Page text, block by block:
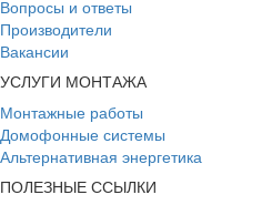
Вопросы и ответы
Производители
Вакансии
УСЛУГИ МОНТАЖА
Монтажные работы
Домофонные системы
Альтернативная энергетика
ПОЛЕЗНЫЕ ССЫЛКИ